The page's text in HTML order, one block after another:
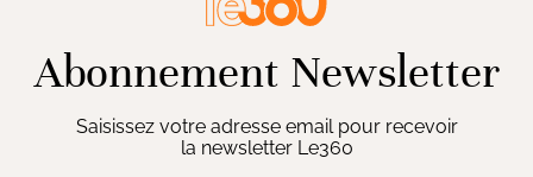
Abonnement Newsletter
Saisissez votre adresse email pour recevoir
la newsletter Le360